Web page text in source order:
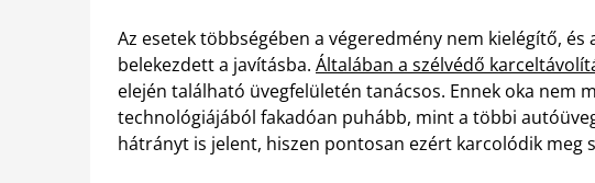
Az esetek többségében a végeredmény nem kielégítő,
belekezdett a javításba. Általában a szélvédő
elején található üvegfelületén tanácsos. Ennek oka nem
technológiájából fakadóan puhább, mint a többi
hátrányt is jelent, hiszen pontosan ezért karcolódik meg